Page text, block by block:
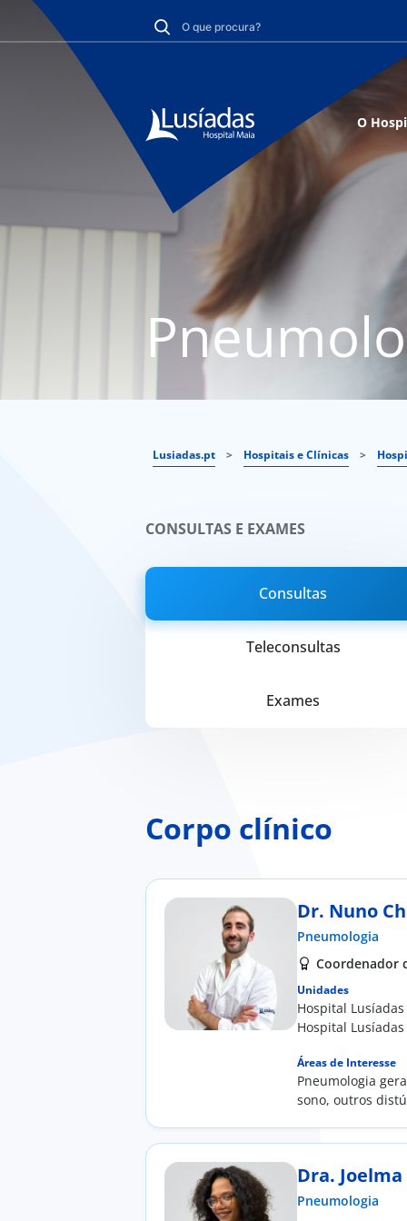
O
Lusiadas.pt > Hospitais e Clínicas >
CONSULTAS E EXAMES
Consultas
Teleconsultas
Exames
Corpo clínico
Dr. Nuno
Pneumologia
Coordenador
Unidades
Hospital
Hospital
Áreas de Interesse
Pneumologia
sono, outros
Dra. Joelma
Pneumologia